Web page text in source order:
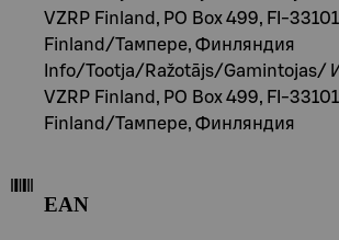
VZRP Finland, PO Box 499, FI-
Finland/Тампере, Финляндия
Info/Tootja/Ražotājs/Gamintojas/
VZRP Finland, PO Box 499, FI-
Finland/Тампере, Финляндия
EAN